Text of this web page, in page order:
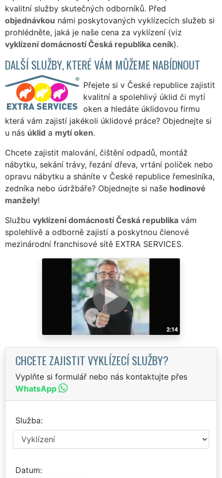
kvalitní služby skutečných odborníků. Před
objednávkou námi poskytovaných vyklízecích služeb si
prohlédněte, jaká je naše cena za vyklízení (viz
vyklízení domácností Česká republika ceník).
DALŠÍ SLUŽBY, KTERÉ VÁM MŮŽEME NABÍDNOUT
Přejete si v České republice zajistit
kvalitní a spolehlivý úklid či mytí
oken a hledáte úklidovou firmu
která vám zajistí jakékoli úklidové práce? Objednejte si
u nás úklid a mytí oken.
Chcete zajistit malování, čištění odpadů, montáž
nábytku, sekání trávy, řezání dřeva, vrtání poliček nebo
opravu nábytku a sháníte v České republice řemeslníka,
zedníka nebo údržbáře? Objednejte si naše hodinové
manžely!
Službu vyklízení domácností Česká republika vám
spolehlivě a odborně zajistí a poskytnou členové
mezinárodní franchisové sítě EXTRA SERVICES.
CHCETE ZAJISTIT VYKLÍZECÍ SLUŽBY?
Vyplňte si formulář nebo nás kontaktujte přes
WhatsApp
Služba
Datum